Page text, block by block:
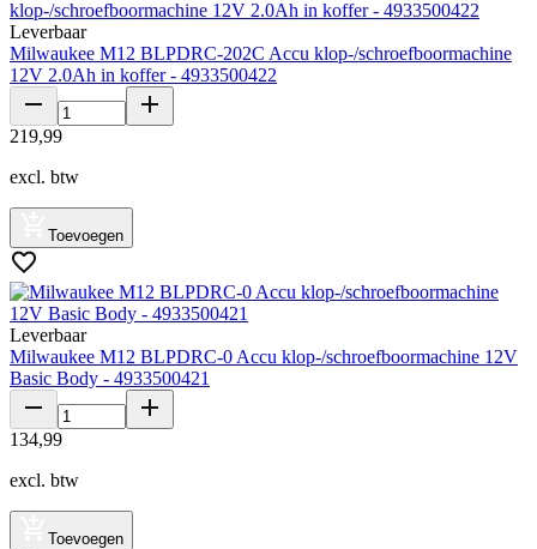
Leverbaar
Milwaukee M12 BLPDRC-202C Accu klop-/schroefboormachine
12V 2.0Ah in koffer - 4933500422
219,99
excl. btw
Toevoegen
Leverbaar
Milwaukee M12 BLPDRC-0 Accu klop-/schroefboormachine 12V
Basic Body - 4933500421
134,99
excl. btw
Toevoegen